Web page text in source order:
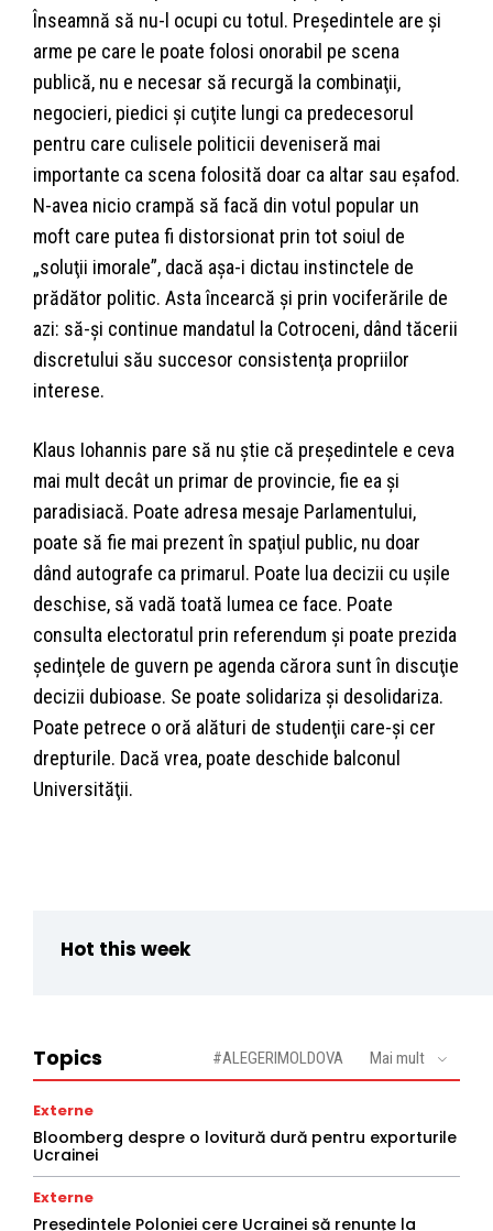
Înseamnă să nu-l ocupi cu totul. Preşedintele are şi
arme pe care le poate folosi onorabil pe scena
publică, nu e necesar să recurgă la combinaţii,
negocieri, piedici şi cuţite lungi ca predecesorul
pentru care culisele politicii deveniseră mai
importante ca scena folosită doar ca altar sau eşafod.
N-avea nicio crampă să facă din votul popular un
moft care putea fi distorsionat prin tot soiul de
„soluţii imorale”, dacă aşa-i dictau instinctele de
prădător politic. Asta încearcă şi prin vociferările de
azi: să-şi continue mandatul la Cotroceni, dând tăcerii
discretului său succesor consistenţa propriilor
interese.
Klaus Iohannis pare să nu ştie că preşedintele e ceva
mai mult decât un primar de provincie, fie ea şi
paradisiacă. Poate adresa mesaje Parlamentului,
poate să fie mai prezent în spaţiul public, nu doar
dând autografe ca primarul. Poate lua decizii cu uşile
deschise, să vadă toată lumea ce face. Poate
consulta electoratul prin referendum şi poate prezida
şedinţele de guvern pe agenda cărora sunt în discuţie
decizii dubioase. Se poate solidariza şi desolidariza.
Poate petrece o oră alături de studenţii care-şi cer
drepturile. Dacă vrea, poate deschide balconul
Universităţii.
Hot this week
Topics #ALEGERIMOLDOVA Mai mult
Externe
Bloomberg despre o lovitură dură pentru exporturile
Ucrainei
Externe
Președintele Poloniei cere Ucrainei să renunțe la